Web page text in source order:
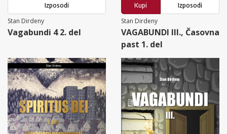
Izposodi
Stan Dirdeny
Vagabundi 4 2. del
Kupi
Izposodi
Stan Dirdeny
VAGABUNDI III., Časovna
past 1. del